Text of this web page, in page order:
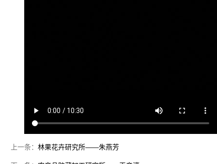
上一条：林果花卉研究所——朱燕芳